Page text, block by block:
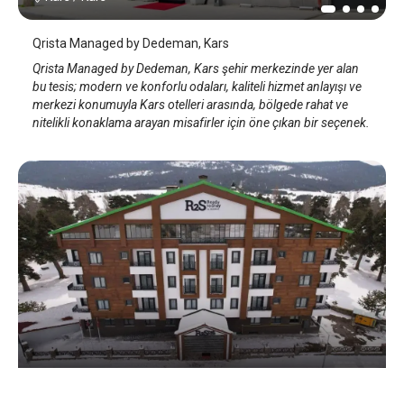
Qrista Managed by Dedeman, Kars
Qrista Managed by Dedeman, Kars şehir merkezinde yer alan
bu tesis; modern ve konforlu odaları, kaliteli hizmet anlayışı ve
merkezi konumuyla Kars otelleri arasında, bölgede rahat ve
nitelikli konaklama arayan misafirler için öne çıkan bir seçenek.